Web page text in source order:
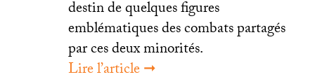
destin de quelques figures
emblématiques des combats partagés
par ces deux minorités.
Lire l’article ➞